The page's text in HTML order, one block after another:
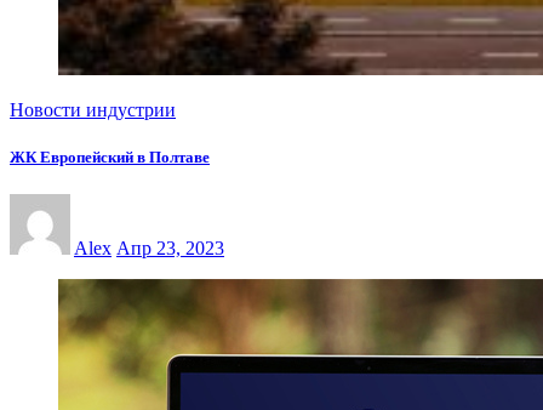
Новости индустрии
ЖК Европейский в Полтаве
Alex Апр 23, 2023